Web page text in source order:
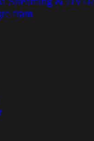
fram